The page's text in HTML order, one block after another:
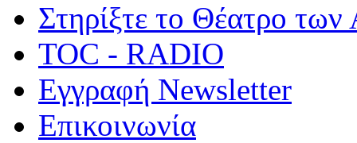
Στηρίξτε το Θέατρο
TOC - RADIO
Εγγραφή Newsletter
Επικοινωνία